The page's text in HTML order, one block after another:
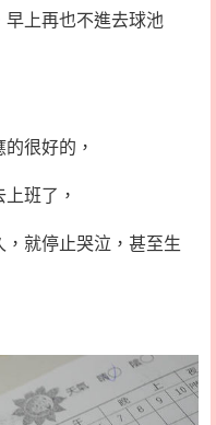
上再也不進去球池
很好的，
班了，
就停止哭泣，甚至生